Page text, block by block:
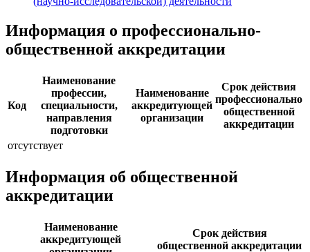
Информация о профессионально-
общественной аккредитации
Код
Наименование
профессии,
специальности,
направления
подготовки
Наименование
аккредитующей
организации
Срок действия
профессионально
общественной
аккредитации
отсутствует
Информация об общественной
аккредитации
Наименование
аккредитующей
Срок действия
общественной аккредитации